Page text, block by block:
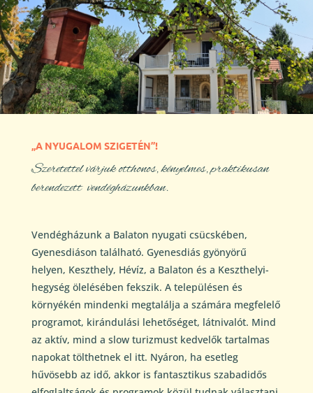
„A NYUGALOM SZIGETÉN”!
Szeretettel várjuk otthonos, kényelmes, praktikusan
berendezett vendégházunkban.
Vendégházunk a Balaton nyugati csücskében,
Gyenesdiáson található. Gyenesdiás gyönyörű
helyen, Keszthely, Hévíz, a Balaton és a Keszthelyi-
hegység ölelésében fekszik. A településen és
környékén mindenki megtalálja a számára megfelelő
programot, kirándulási lehetőséget, látnivalót. Mind
az aktív, mind a slow turizmust kedvelők tartalmas
napokat tölthetnek el itt. Nyáron, ha esetleg
hűvösebb az idő, akkor is fantasztikus szabadidős